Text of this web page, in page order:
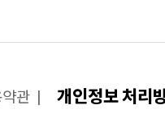
관 | 개인정보 처리